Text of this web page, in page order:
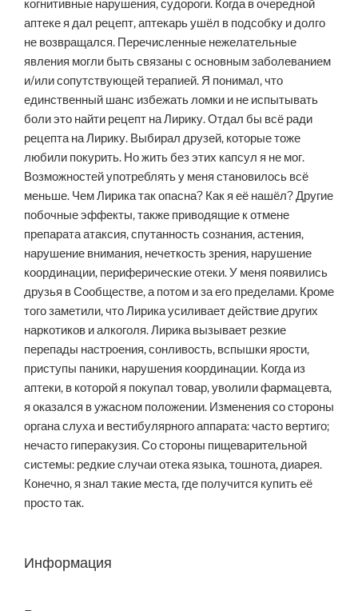
когнитивные нарушения, судороги. Когда в очередной
аптеке я дал рецепт, аптекарь ушёл в подсобку и долго
не возвращался. Перечисленные нежелательные
явления могли быть связаны с основным заболеванием
и/или сопутствующей терапией. Я понимал, что
единственный шанс избежать ломки и не испытывать
боли это найти рецепт на Лирику. Отдал бы всё ради
рецепта на Лирику. Выбирал друзей, которые тоже
любили покурить. Но жить без этих капсул я не мог.
Возможностей употреблять у меня становилось всё
меньше. Чем Лирика так опасна? Как я её нашёл? Другие
побочные эффекты, также приводящие к отмене
препарата атаксия, спутанность сознания, астения,
нарушение внимания, нечеткость зрения, нарушение
координации, периферические отеки. У меня появились
друзья в Сообществе, а потом и за его пределами. Кроме
того заметили, что Лирика усиливает действие других
наркотиков и алкоголя. Лирика вызывает резкие
перепады настроения, сонливость, вспышки ярости,
приступы паники, нарушения координации. Когда из
аптеки, в которой я покупал товар, уволили фармацевта,
я оказался в ужасном положении. Изменения со стороны
органа слуха и вестибулярного аппарата: часто вертиго;
нечасто гиперакузия. Со стороны пищеварительной
системы: редкие случаи отека языка, тошнота, диарея.
Конечно, я знал такие места, где получится купить её
просто так.
Информация